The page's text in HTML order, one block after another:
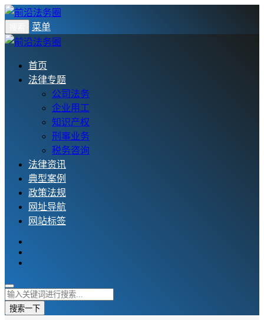
菜单
首页
法律专题
公司法务
企业用工
知识产权
刑事业务
税务咨询
法律资讯
典型案例
政策法规
网址导航
网站标签
搜索一下